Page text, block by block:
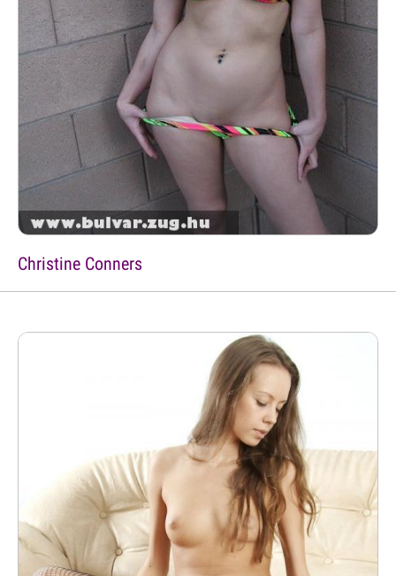
Christine Conners